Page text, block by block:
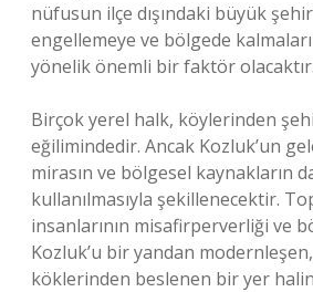
nüfusun ilçe dışındaki büyük
engellemeye ve bölgede
yönelik önemli bir faktör olacaktır.
Birçok yerel halk, köylerinden
eğilimindedir. Ancak Kozluk’un
mirasın ve bölgesel kaynakların
kullanılmasıyla şekillenecektir.
insanlarının misafirperverliği ve
Kozluk’u bir yandan
köklerinden beslenen bir yer